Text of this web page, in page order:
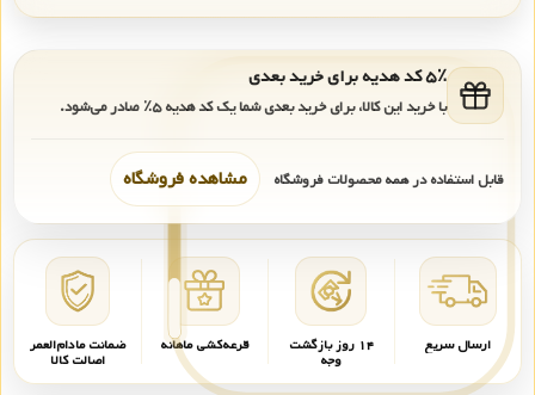
۵٪ کد هدیه برای خرید بعدی
با خرید این کالا، برای خرید بعدی شما یک کد هدیه۵٪ صادر می‌شود.
قابل استفاده در همه محصولات فروشگاه مشاهده فروشگاه
ارسال سریع ۱۴ روز بازگشت
وجه
قرعه‌کشی ماهانه ضمانت مادام‌العمر
اصالت کالا